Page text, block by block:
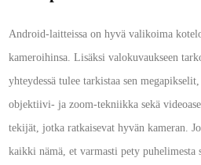
Android-laitteissa on hyvä valikoima
kameroihinsa. Lisäksi valokuvaukseen
yhteydessä tulee tarkistaa sen
objektiivi- ja zoom-tekniikka sekä
tekijät, jotka ratkaisevat hyvän kameran.
kaikki nämä, et varmasti pety puhelimesta